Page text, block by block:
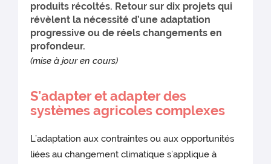
produits récoltés. Retour sur dix projets qui
révèlent la nécessité d’une adaptation
progressive ou de réels changements en
profondeur.
(mise à jour en cours)
S’adapter et adapter des
systèmes agricoles complexes
L’adaptation aux contraintes ou aux opportunités
liées au changement climatique s’applique à